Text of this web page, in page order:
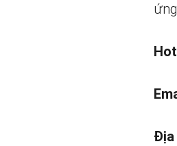
Địa